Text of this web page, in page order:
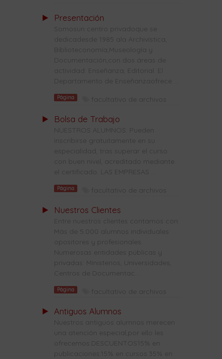
Presentación
Somosun centro privadoque se
dedicadesde 1985 ala Archivística,
Biblioteconomía,Museología y
Documentación,con dos áreas de
actividad: Enseñanza, Editorial. El
Departamento de Enseñanzaofrece ...
Página facultativo de archivos
Bolsa de Trabajo
NUESTROS ALUMNOS: Pueden
inscribirse gratuitamente en su
especialidad, tras superar el curso
con buen nivel, acreditado mediante
el certificado. LAS EMPRESAS ...
Página facultativo de archivos
Nuestros Clientes
Entre nuestros clientes contamos con:
Más de 5.000 alumnos individuales:
opositores y profesionales.
Numerosas entidades públicas y
privadas: Ministerios, Universidades,
Centros de Documentac...
Página facultativo de archivos
Antiguos Alumnos
Nuestros antiguos alumnos merecen
una atención especial,por ello les
ofrecemos:DESCUENTOS15% en
publicaciones.15% en cursos.35% en